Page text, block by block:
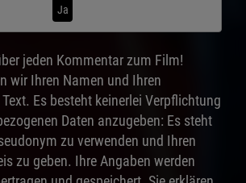
Ja
jeden Kommentar zum Film!
wir Ihren Namen und Ihren
Es besteht keinerlei Verpflichtung
Daten anzugeben: Es steht
zu verwenden und Ihren
zu geben. Ihre Angaben werden